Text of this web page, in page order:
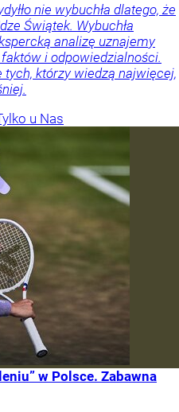
nie wybuchła dlatego, że
Świątek. Wybuchła
analizę uznajemy
i odpowiedzialności.
którzy wiedzą najwięcej,
u Nas
w Polsce. Zabawna